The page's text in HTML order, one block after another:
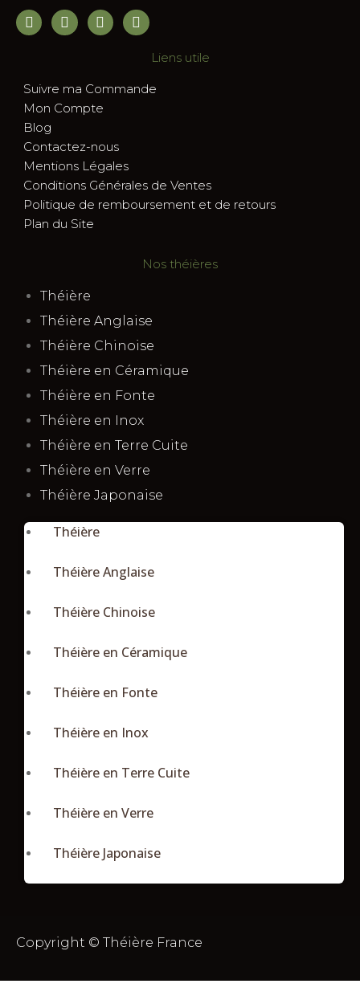
Liens utile
Suivre ma Commande
Mon Compte
Blog
Contactez-nous
Mentions Légales
Conditions Générales de Ventes
Politique de remboursement et de retours
Plan du Site
Nos théières
Théière
Théière Anglaise
Théière Chinoise
Théière en Céramique
Théière en Fonte
Théière en Inox
Théière en Terre Cuite
Théière en Verre
Théière Japonaise
Théière
Théière Anglaise
Théière Chinoise
Théière en Céramique
Théière en Fonte
Théière en Inox
Théière en Terre Cuite
Théière en Verre
Théière Japonaise
Copyright © Théière France